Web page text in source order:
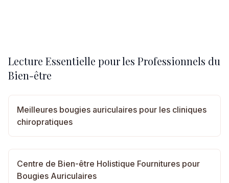
Lecture Essentielle pour les Professionnels du
Bien-être
Meilleures bougies auriculaires pour les cliniques
chiropratiques
Centre de Bien-être Holistique Fournitures pour
Bougies Auriculaires